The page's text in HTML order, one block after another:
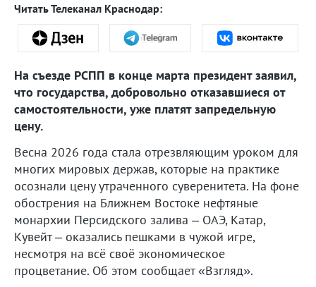
Читать Телеканал Краснодар:
На съезде РСПП в конце марта президент заявил,
что государства, добровольно отказавшиеся от
самостоятельности, уже платят запредельную
цену.
Весна 2026 года стала отрезвляющим уроком для
многих мировых держав, которые на практике
осознали цену утраченного суверенитета. На фоне
обострения на Ближнем Востоке нефтяные
монархии Персидского залива – ОАЭ, Катар,
Кувейт – оказались пешками в чужой игре,
несмотря на всё своё экономическое
процветание. Об этом сообщает «Взгляд».